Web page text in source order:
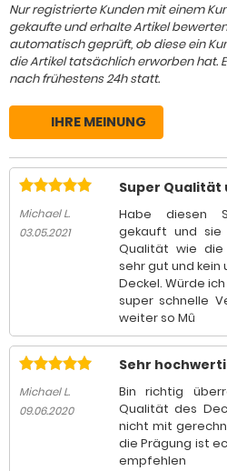
Nur registrierte Kunden mit einem
gekaufte und erhalte Artikel
automatisch geprüft, ob diese ein
die Artikel tatsächlich erworben hat.
nach frühestens 24h statt.
IHRE MEINUNG
Michael L.
03.05.2021
Super Qualität
Habe diesen
gekauft und
Qualität wie
sehr gut und kein
Deckel. Würde
super schnelle
weiter so Mû
Michael L.
09.06.2020
Sehr
Bin richtig
Qualität des
nicht mit
die Prägung ist
empfehlen